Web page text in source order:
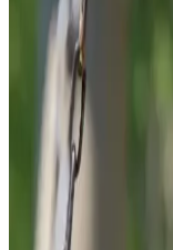
Gıda ve içecek
standartlarıyla
şekillendiriyor.
Kahve Dünyası
Seçenekleri
Kahve Dünyası ve
ve sağlıklı
makalede, granola'nın